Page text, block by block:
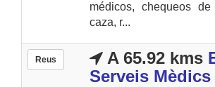
médicos, chequeos
caza, r...
Reus A 65.92 kms
Serveis Mèdics